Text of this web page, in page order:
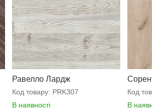
Равелло Лардж
Код товару: PRK307
В наявності
Код
В